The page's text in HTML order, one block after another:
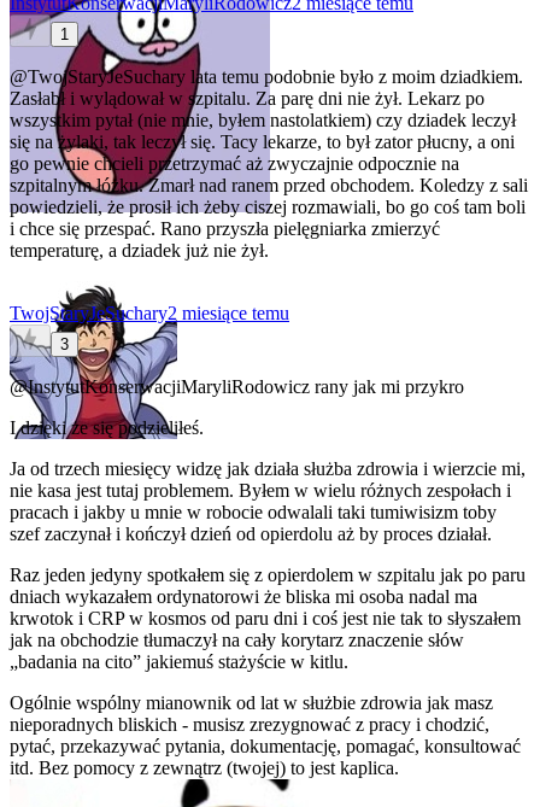
1
@TwojStaryJeSuchary lata temu podobnie było z moim dziadkiem.
Zasłabł i wylądował w szpitalu. Za parę dni nie żył. Lekarz po
wszystkim pytał (nie mnie, byłem nastolatkiem) czy dziadek leczył
się na żylaki, tak leczył się. Tacy lekarze, to był zator płucny, a oni
go pewnie chcieli przetrzymać aż zwyczajnie odpocznie na
szpitalnym łóżku. Zmarł nad ranem przed obchodem. Koledzy z sali
powiedzieli, że prosił ich żeby ciszej rozmawiali, bo go coś tam boli
i chce się przespać. Rano przyszła pielęgniarka zmierzyć
temperaturę, a dziadek już nie żył.
TwojStaryJeSuchary2 miesiące temu
3
@InstytutKonserwacjiMaryliRodowicz rany jak mi przykro
I dzięki że się podzieliłeś.
Ja od trzech miesięcy widzę jak działa służba zdrowia i wierzcie mi,
nie kasa jest tutaj problemem. Byłem w wielu różnych zespołach i
pracach i jakby u mnie w robocie odwalali taki tumiwisizm toby
szef zaczynał i kończył dzień od opierdolu aż by proces działał.
Raz jeden jedyny spotkałem się z opierdolem w szpitalu jak po paru
dniach wykazałem ordynatorowi że bliska mi osoba nadal ma
krwotok i CRP w kosmos od paru dni i coś jest nie tak to słyszałem
jak na obchodzie tłumaczył na cały korytarz znaczenie słów
„badania na cito” jakiemuś stażyście w kitlu.
Ogólnie wspólny mianownik od lat w służbie zdrowia jak masz
nieporadnych bliskich - musisz zrezygnować z pracy i chodzić,
pytać, przekazywać pytania, dokumentację, pomagać, konsultować
itd. Bez pomocy z zewnątrz (twojej) to jest kaplica.